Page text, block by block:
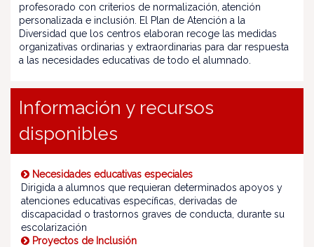
profesorado con criterios de normalización, atención
personalizada e inclusión. El Plan de Atención a la
Diversidad que los centros elaboran recoge las medidas
organizativas ordinarias y extraordinarias para dar respuesta
a las necesidades educativas de todo el alumnado.
Información y recursos
disponibles
Necesidades educativas especiales
Dirigida a alumnos que requieran determinados apoyos y
atenciones educativas específicas, derivadas de
discapacidad o trastornos graves de conducta, durante su
escolarización
Proyectos de Inclusión